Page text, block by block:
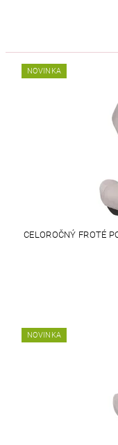
NOVINKA
CELOROČNÝ FROTÉ
NOVINKA